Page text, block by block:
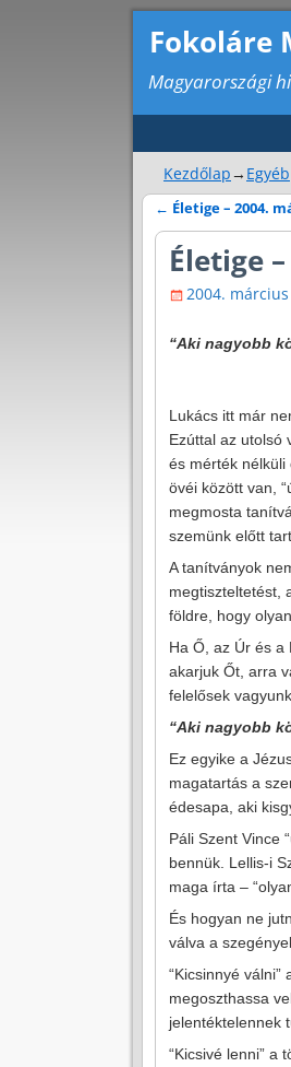
Fokoláre
Magyarországi
Kezdőlap→ Egyéb
Bejegyzés
← Életige – 2004.
Életige
2004. március
“Aki nagyobb
Lukács itt már
Ezúttal az utolsó
és mérték nélküli
övéi között van,
megmosta
szemünk előtt
A tanítványok
megtiszteltetést,
földre, hogy
Ha Ő, az Úr és
akarjuk Őt, arra
felelősek
“Aki nagyobb
Ez egyike a
magatartás a
édesapa, aki
Páli Szent Vince
bennük. Lellis-i
maga írta –
És hogyan ne
válva a
“Kicsinnyé
megoszthassa
jelentéktelennek
“Kicsivé lenni” a